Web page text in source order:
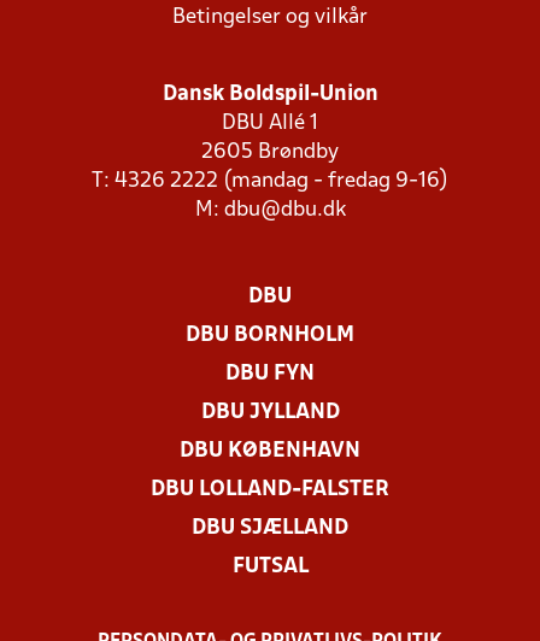
Betingelser og vilkår
Dansk Boldspil-Union
DBU Allé 1
2605 Brøndby
T: 4326 2222 (mandag - fredag 9-16)
M: dbu@dbu.dk
DBU
DBU BORNHOLM
DBU FYN
DBU JYLLAND
DBU KØBENHAVN
DBU LOLLAND-FALSTER
DBU SJÆLLAND
FUTSAL